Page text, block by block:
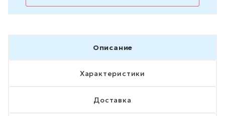
Описание
Характеристики
Доставка